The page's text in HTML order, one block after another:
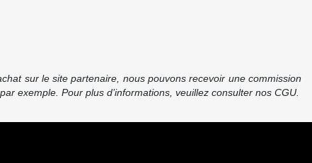
sur le site partenaire, nous pouvons recevoir une commission
exemple. Pour plus d’informations, veuillez consulter nos CGU.